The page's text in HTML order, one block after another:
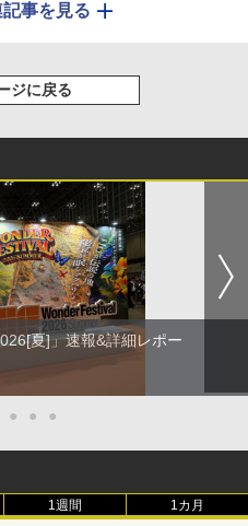
事を見る
ジに戻る
夏]」速報&詳細レポー
● ● ●
1週間 1カ月